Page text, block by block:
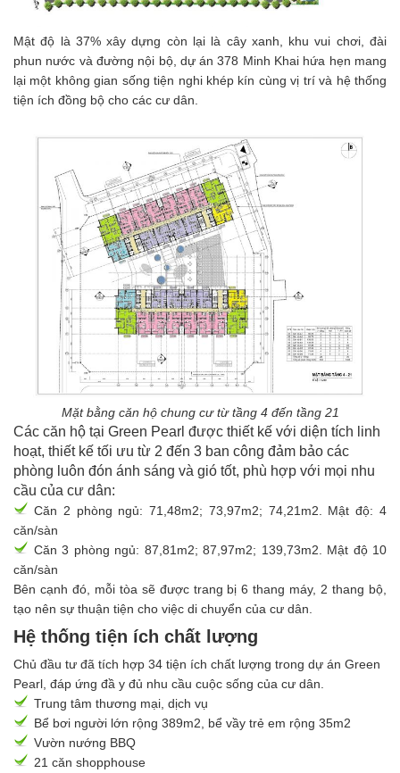
Mật độ là 37% xây dựng còn lại là cây xanh, khu vui chơi, đài
phun nước và đường nội bộ, dự án 378 Minh Khai hứa hẹn mang
lại một không gian sống tiện nghi khép kín cùng vị trí và hệ thống
tiện ích đồng bộ cho các cư dân.
Mặt bằng căn hộ chung cư từ tầng 4 đến tầng 21
Các căn hộ tại Green Pearl được thiết kế với diện tích linh
hoạt, thiết kế tối ưu từ 2 đến 3 ban công đảm bảo các
phòng luôn đón ánh sáng và gió tốt, phù hợp với mọi nhu
cầu của cư dân:
Căn 2 phòng ngủ: 71,48m2; 73,97m2; 74,21m2. Mật độ: 4
căn/sàn
Căn 3 phòng ngủ: 87,81m2; 87,97m2; 139,73m2. Mật độ 10
căn/sàn
Bên cạnh đó, mỗi tòa sẽ được trang bị 6 thang máy, 2 thang bộ,
tạo nên sự thuận tiện cho việc di chuyển của cư dân.
Hệ thống tiện ích chất lượng
Chủ đầu tư đã tích hợp 34 tiện ích chất lượng trong dự án Green
Pearl, đáp ứng đầ y đủ nhu cầu cuộc sống của cư dân.
Trung tâm thương mại, dịch vụ
Bể bơi người lớn rộng 389m2, bể vầy trẻ em rộng 35m2
Vườn nướng BBQ
21 căn shopphouse